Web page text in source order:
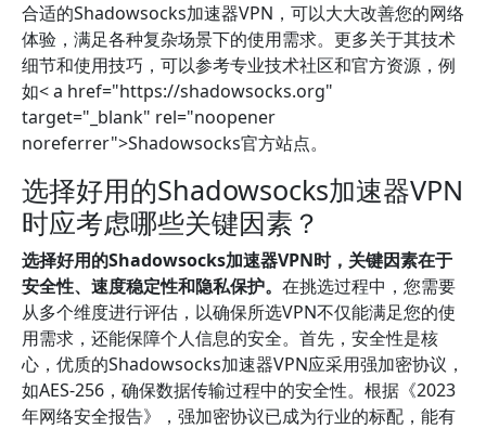
合适的Shadowsocks加速器VPN，可以大大改善您的网络
体验，满足各种复杂场景下的使用需求。更多关于其技术
细节和使用技巧，可以参考专业技术社区和官方资源，例
如< a href="https://shadowsocks.org"
target="_blank" rel="noopener
noreferrer">Shadowsocks官方站点。
选择好用的Shadowsocks加速器VPN
时应考虑哪些关键因素？
选择好用的Shadowsocks加速器VPN时，关键因素在于
安全性、速度稳定性和隐私保护。 在挑选过程中，您需要
从多个维度进行评估，以确保所选VPN不仅能满足您的使
用需求，还能保障个人信息的安全。首先，安全性是核
心，优质的Shadowsocks加速器VPN应采用强加密协议，
如AES-256，确保数据传输过程中的安全性。根据《2023
年网络安全报告》，强加密协议已成为行业的标配，能有